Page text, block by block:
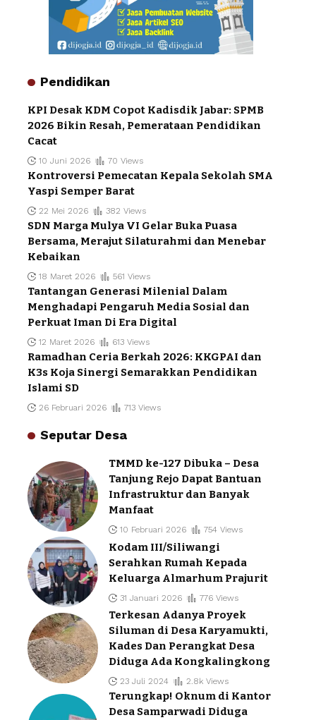
Pendidikan
KPI Desak KDM Copot Kadisdik Jabar: SPMB
2026 Bikin Resah, Pemerataan Pendidikan
Cacat
10 Juni 2026 70 Views
Kontroversi Pemecatan Kepala Sekolah SMA
Yaspi Semper Barat
22 Mei 2026 382 Views
SDN Marga Mulya VI Gelar Buka Puasa
Bersama, Merajut Silaturahmi dan Menebar
Kebaikan
18 Maret 2026 561 Views
Tantangan Generasi Milenial Dalam
Menghadapi Pengaruh Media Sosial dan
Perkuat Iman Di Era Digital
12 Maret 2026 613 Views
Ramadhan Ceria Berkah 2026: KKGPAI dan
K3s Koja Sinergi Semarakkan Pendidikan
Islami SD
26 Februari 2026 713 Views
Seputar Desa
TMMD ke-127 Dibuka – Desa
Tanjung Rejo Dapat Bantuan
Infrastruktur dan Banyak
Manfaat
10 Februari 2026 754 Views
Kodam III/Siliwangi
Serahkan Rumah Kepada
Keluarga Almarhum Prajurit
31 Januari 2026 776 Views
Terkesan Adanya Proyek
Siluman di Desa Karyamukti,
Kades Dan Perangkat Desa
Diduga Ada Kongkalingkong
23 Juli 2024 2.8k Views
Terungkap! Oknum di Kantor
Desa Samparwadi Diduga